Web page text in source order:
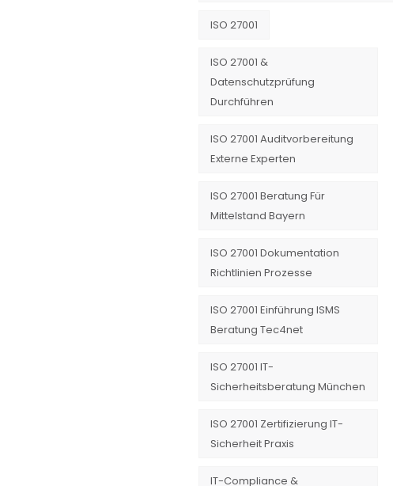
ISO 27001
ISO 27001 &
Datenschutzprüfung
Durchführen
ISO 27001 Auditvorbereitung
Externe Experten
ISO 27001 Beratung Für
Mittelstand Bayern
ISO 27001 Dokumentation
Richtlinien Prozesse
ISO 27001 Einführung ISMS
Beratung Tec4net
ISO 27001 IT-
Sicherheitsberatung München
ISO 27001 Zertifizierung IT-
Sicherheit Praxis
IT-Compliance &